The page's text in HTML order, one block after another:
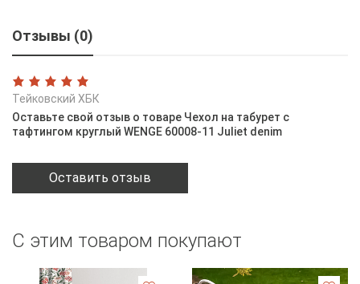
Отзывы (0)
Тейковский ХБК
Оставьте свой отзыв о товаре Чехол на табурет с
тафтингом круглый WENGE 60008-11 Juliet denim
Оставить отзыв
С этим товаром покупают